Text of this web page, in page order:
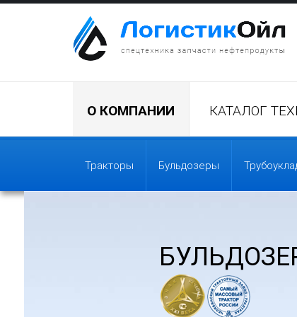
Трубоукладчики ТР12 /ТР20
О КОМПАНИИ КАТАЛОГ
Тракторы Бульдозеры